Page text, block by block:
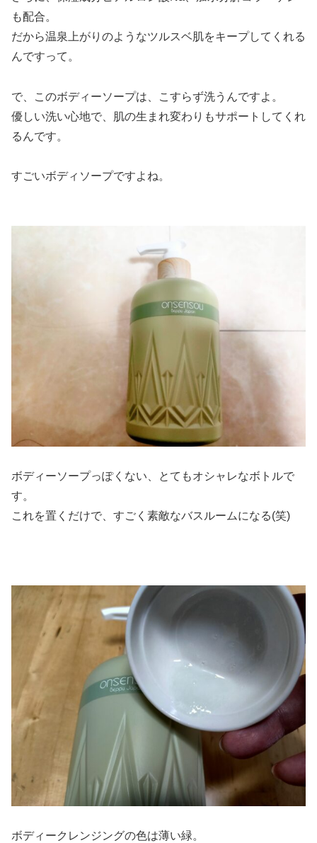
も配合。
だから温泉上がりのようなツルスベ肌をキープしてくれる
んですって。
で、このボディーソープは、こすらず洗うんですよ。
優しい洗い心地で、肌の生まれ変わりもサポートしてくれ
るんです。
すごいボディソープですよね。
ボディーソープっぽくない、とてもオシャレなボトルで
す。
これを置くだけで、すごく素敵なバスルームになる(笑)
ボディークレンジングの色は薄い緑。